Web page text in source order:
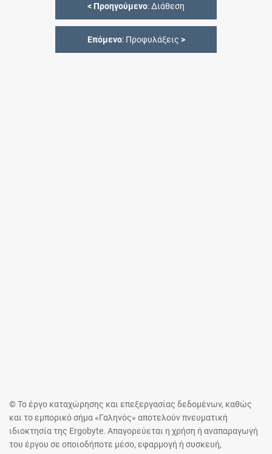
< Προηγούμενο: Διάθεση
Επόμενο: Προφυλάξεις >
© Το έργο καταχώρησης και επεξεργασίας δεδομένων, καθώς
και το εμπορικό σήμα «Γαληνός» αποτελούν πνευματική
ιδιοκτησία της Ergobyte. Απαγορεύεται η χρήση ή αναπαραγωγή
του έργου σε οποιοδήποτε μέσο, εφαρμογή ή συσκευή,